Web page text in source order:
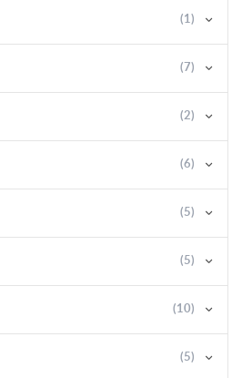
(1)
(7)
(2)
(6)
(5)
(5)
(10)
(5)